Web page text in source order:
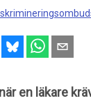
en läkare